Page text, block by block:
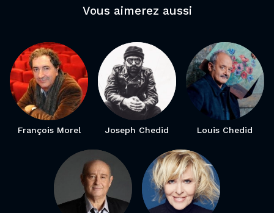
Vous aimerez aussi
François Morel Joseph Chedid Louis Chedid